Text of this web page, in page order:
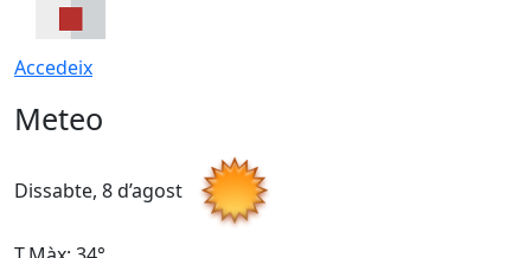
Accedeix
Meteo
Dissabte, 8 d’agost